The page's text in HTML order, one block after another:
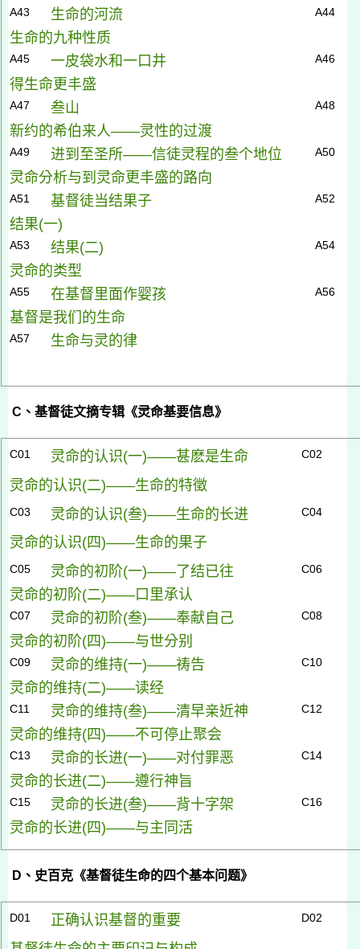
A43 生命的河流 A44
生命的九种性质
A45 一皮袋水和一口井 A46
得生命更丰盛
A47 叁山 A48
新约的希伯来人——灵性的过渡
A49 进到至圣所——信徒灵程的叁个地位 A50
灵命分析与到灵命更丰盛的路向
A51 基督徒当结果子 A52
结果(一)
A53 结果(二) A54
灵命的类型
A55 在基督里面作婴孩 A56
基督是我们的生命
A57 生命与灵的律
C 、基督徒文摘专辑《灵命基要信息》
C01 灵命的认识(一)——甚麽是生命 C02
灵命的认识(二)——生命的特徵
C03 灵命的认识(叁)——生命的长进 C04
灵命的认识(四)——生命的果子
C05 灵命的初阶(一)——了结已往 C06
灵命的初阶(二)——口里承认
C07 灵命的初阶(叁)——奉献自己 C08
灵命的初阶(四)——与世分别
C09 灵命的维持(一)——祷告 C10
灵命的维持(二)——读经
C11 灵命的维持(叁)——清早亲近神 C12
灵命的维持(四)——不可停止聚会
C13 灵命的长进(一)——对付罪恶 C14
灵命的长进(二)——遵行神旨
C15 灵命的长进(叁)——背十字架 C16
灵命的长进(四)——与主同活
D 、史百克《基督徒生命的四个基本问题》
D01 正确认识基督的重要 D02